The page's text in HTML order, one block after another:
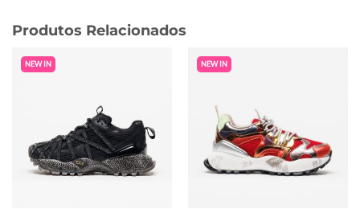
Produtos Relacionados
NEW IN NEW IN